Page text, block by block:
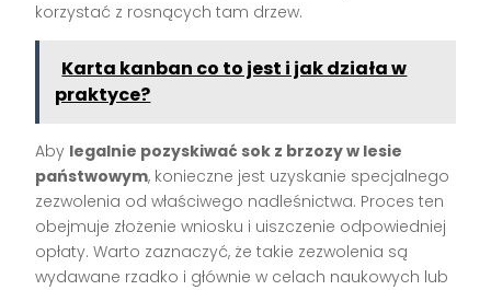
korzystać z rosnących tam drzew.
Karta kanban co to jest i jak działa w
praktyce?
Aby legalnie pozyskiwać sok z brzozy w lesie
państwowym, konieczne jest uzyskanie specjalnego
zezwolenia od właściwego nadleśnictwa. Proces ten
obejmuje złożenie wniosku i uiszczenie odpowiedniej
opłaty. Warto zaznaczyć, że takie zezwolenia są
wydawane rzadko i głównie w celach naukowych lub